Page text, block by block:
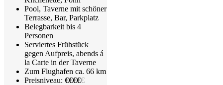
Pool, Taverne mit schöner
Terrasse, Bar, Parkplatz
Belegbarkeit bis 4
Personen
Serviertes Frühstück
gegen Aufpreis, abends á
la Carte in der Taverne
Zum Flughafen ca. 66 km
Preisniveau: €€€€€